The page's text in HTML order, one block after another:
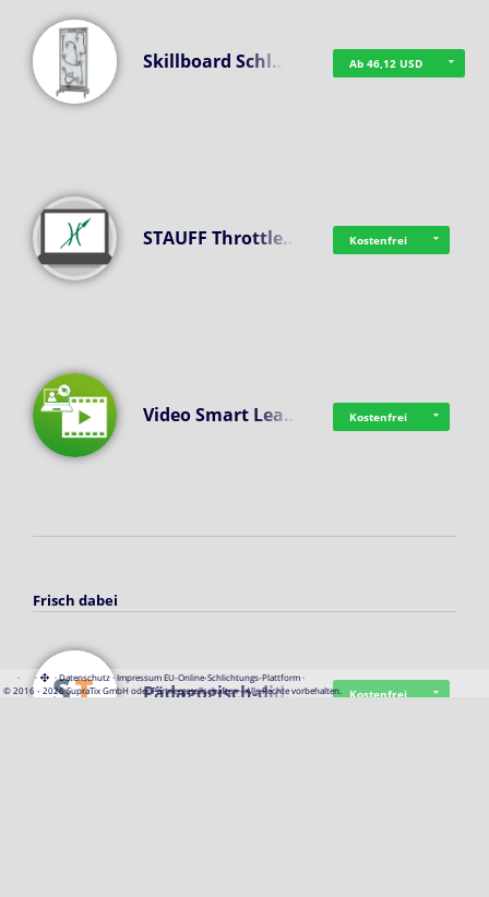
Skillboard Schl… Ab 46,12 USD
STAUFF Throttle… Kostenfrei
Video Smart Lea… Kostenfrei
Frisch dabei
Pädagogisch-did… Kostenfrei
· · ·Datenschutz·Impressum EU-Online-Schlichtungs-Plattform·
© 2016 - 2026 SupraTix GmbH oder Partnergesellschaften - Alle Rechte vorbehalten.